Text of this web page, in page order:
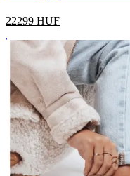
22299 HUF